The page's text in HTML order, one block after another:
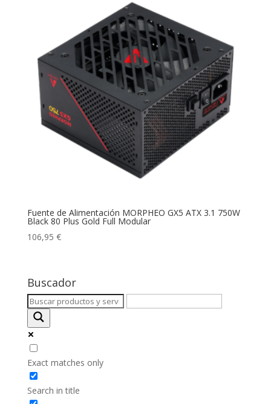
Fuente de Alimentación MORPHEO GX5 ATX 3.1 750W
Black 80 Plus Gold Full Modular
106,95 €
Buscador
Exact matches only
Search in title